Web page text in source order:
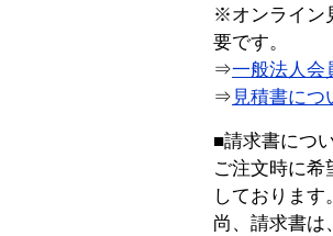
※オンライン
要です。
⇒一般法人会
⇒ 見積書につ
■請求書につ
ご注文時に希
しております。
尚、請求書は